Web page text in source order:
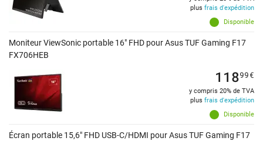
Disponible
plus frais d'expédition
Moniteur ViewSonic portable 16" FHD pour Asus TUF Gaming F17
FX706HEB
Disponible
11899€
y compris 20% de TVA
plus frais d'expédition
Écran portable 15,6" FHD USB-C/HDMI pour Asus TUF Gaming F17